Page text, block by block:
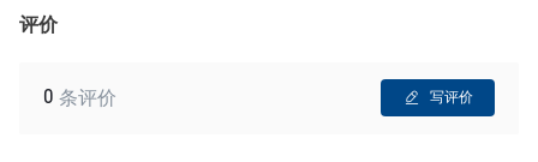
评价
0 条评价 写评价